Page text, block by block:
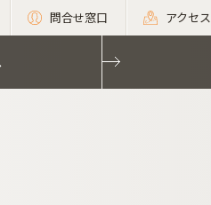
問合せ窓口 アクセス